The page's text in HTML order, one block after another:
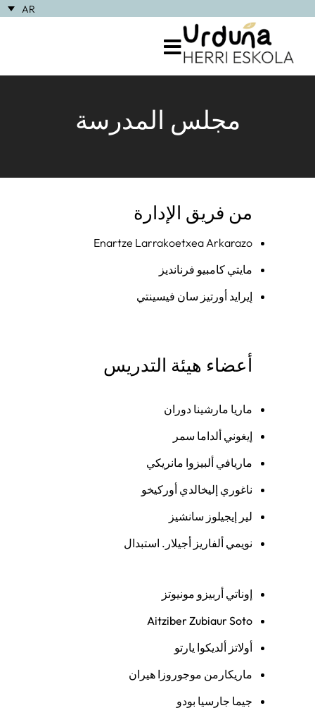
AR
مجلس المدرسة
من فريق الإدارة
Enartze Larrakoetxea Arkarazo
مايتي كامبيو فرنانديز
إيرايد أورتيز سان فيسينتي
أعضاء هيئة التدريس
ماريا مارشينا دوران
إيغوني ألداما سمر
ماريافي ألبيزوا مانريكي
ناغوري إليخالدي أوركيخو
لير إيجيلوز سانشيز
نويمي ألفاريز أجيلار. استبدال
إوناتي أربيزو مونيوتز
Aitziber Zubiaur Soto
أولاتز ألديكوا يارتو
ماريكارمن موجوروزا هيران
جيما جارسيا بودو